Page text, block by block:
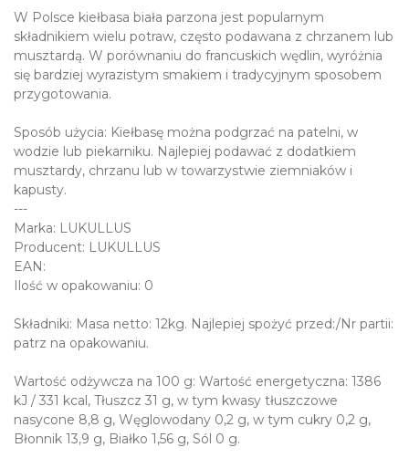
W Polsce kiełbasa biała parzona jest popularnym
składnikiem wielu potraw, często podawana z chrzanem lub
musztardą. W porównaniu do francuskich wędlin, wyróżnia
się bardziej wyrazistym smakiem i tradycyjnym sposobem
przygotowania.
Sposób użycia: Kiełbasę można podgrzać na patelni, w
wodzie lub piekarniku. Najlepiej podawać z dodatkiem
musztardy, chrzanu lub w towarzystwie ziemniaków i
kapusty.
---
Marka: LUKULLUS
Producent: LUKULLUS
EAN:
Ilość w opakowaniu: 0
Składniki: Masa netto: 12kg. Najlepiej spożyć przed:/Nr partii:
patrz na opakowaniu.
Wartość odżywcza na 100 g: Wartość energetyczna: 1386
kJ / 331 kcal, Tłuszcz 31 g, w tym kwasy tłuszczowe
nasycone 8,8 g, Węglowodany 0,2 g, w tym cukry 0,2 g,
Błonnik 13,9 g, Białko 1,56 g, Sól 0 g.